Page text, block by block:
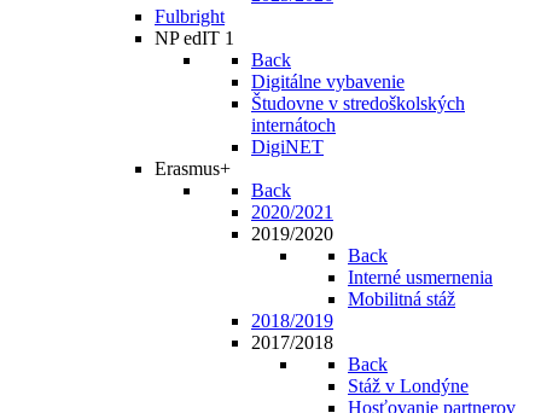
Fulbright
NP edIT 1
Back
Digitálne vybavenie
Študovne v stredoškolských
internátoch
DigiNET
Erasmus+
Back
2020/2021
2019/2020
Back
Interné usmernenia
Mobilitná stáž
2018/2019
2017/2018
Back
Stáž v Londýne
Hosťovanie partnerov